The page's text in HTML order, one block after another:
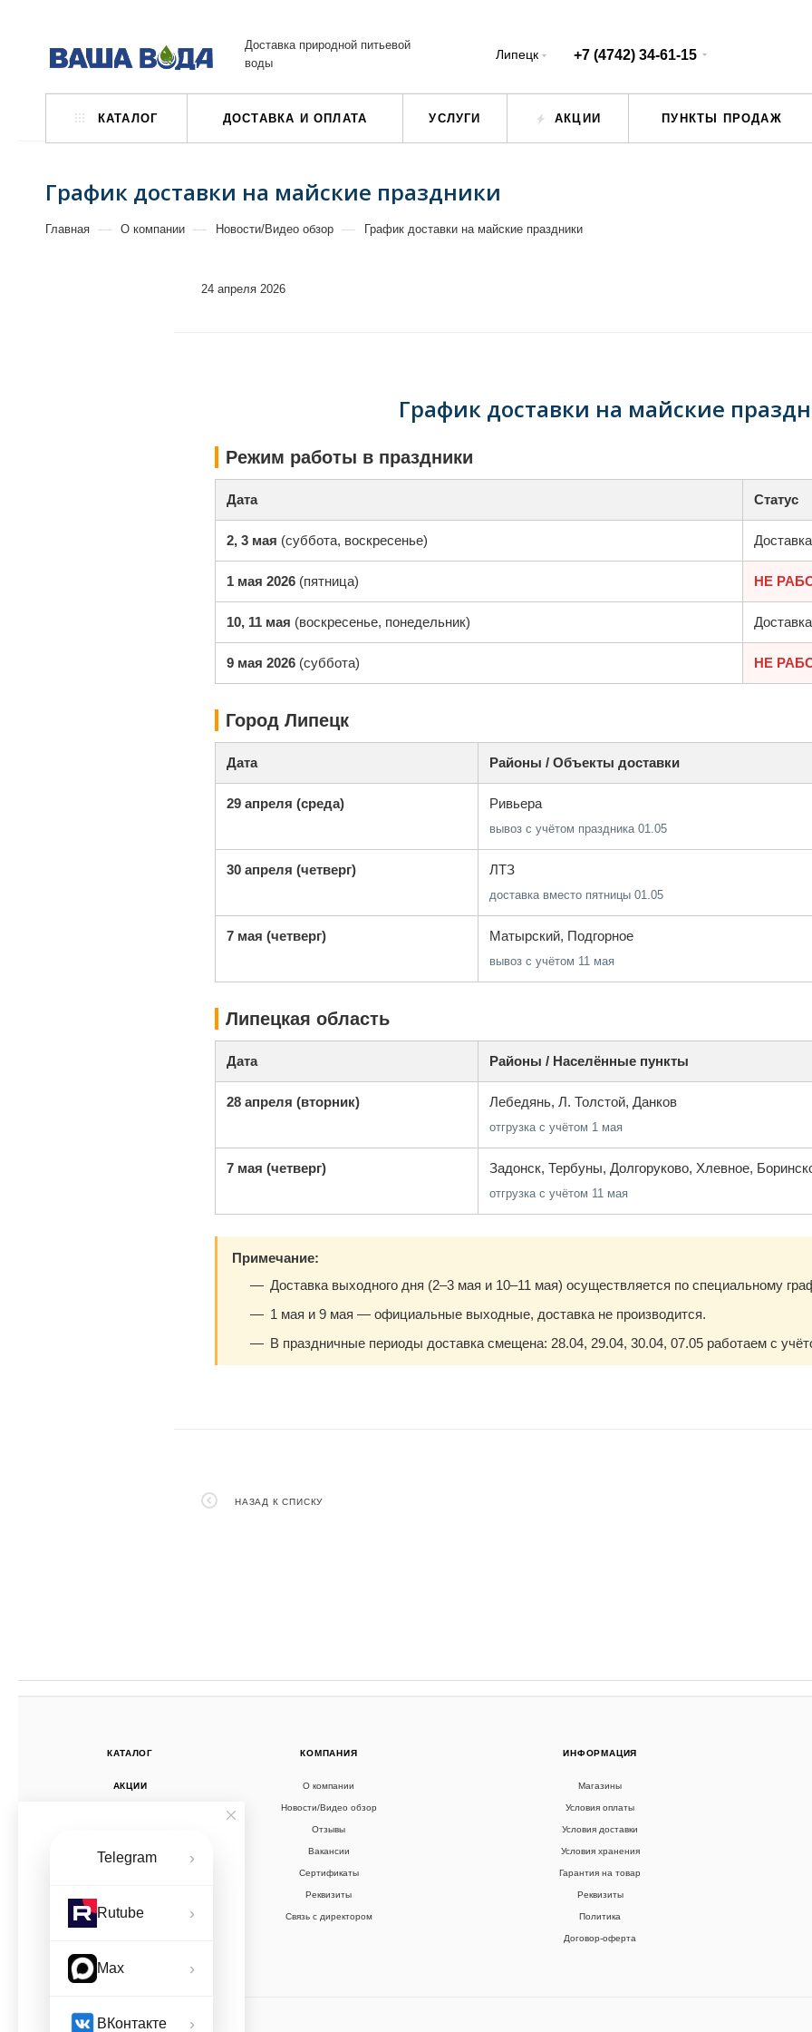
Доставка природной питьевой
воды
Липецк +7 (4742) 34-61-15
КАТАЛОГ ДОСТАВКА И ОПЛАТА УСЛУГИ АКЦИИ ПУНКТЫ ПРОДАЖ
График доставки на майские праздники
Главная — О компании — Новости/Видео обзор — График доставки на майские праздники
24 апреля 2026
График доставки на майские
Режим работы в праздники
Дата Статус
2, 3 мая (суббота, воскресенье)
1 мая 2026 (пятница) НЕ
10, 11 мая (воскресенье, понедельник)
9 мая 2026 (суббота) НЕ
Город Липецк
Дата Районы / Объекты доставки
29 апреля (среда) Ривьера
вывоз с учётом праздника 01.05
30 апреля (четверг) ЛТЗ
доставка вместо пятницы 01.05
7 мая (четверг) Матырский, Подгорное
вывоз с учётом 11 мая
Липецкая область
Дата Районы / Населённые пункты
28 апреля (вторник) Лебедянь, Л. Толстой, Данков
отгрузка с учётом 1 мая
7 мая (четверг) Задонск, Тербуны, Долгоруково, Хлевное,
отгрузка с учётом 11 мая
Примечание:
Доставка выходного дня (2–3 мая и 10–11 мая) осуществляется по специальному
1 мая и 9 мая — официальные выходные, доставка не производится.
В праздничные периоды доставка смещена: 28.04, 29.04, 30.04, 07.05 работаем с
НАЗАД К СПИСКУ
КАТАЛОГ
АКЦИИ
ПУНКТЫ ПРОДАЖ
КОМПАНИЯ
О компании
Новости/Видео обзор
Отзывы
Вакансии
Сертификаты
Реквизиты
Связь с директором
ИНФОРМАЦИЯ
Магазины
Условия оплаты
Условия доставки
Условия хранения
Гарантия на товар
Реквизиты
Политика
Договор-оферта
Telegram ›
Rutube ›
Max ›
ВКонтакте ›